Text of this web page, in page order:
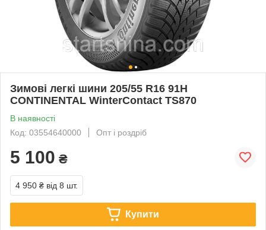
Зимові легкі шини 205/55 R16 91H
CONTINENTAL WinterContact TS870
В наявності
Код: 03554640000
Опт і роздріб
5 100 ₴
4 950 ₴ від 8 шт.
Купити